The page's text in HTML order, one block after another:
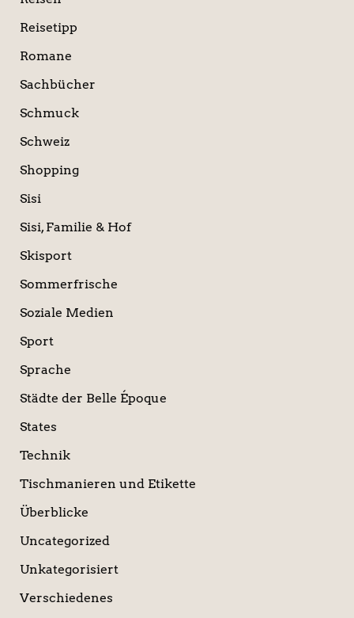
Reisetipp
Romane
Sachbücher
Schmuck
Schweiz
Shopping
Sisi
Sisi, Familie & Hof
Skisport
Sommerfrische
Soziale Medien
Sport
Sprache
Städte der Belle Époque
States
Technik
Tischmanieren und Etikette
Überblicke
Uncategorized
Unkategorisiert
Verschiedenes